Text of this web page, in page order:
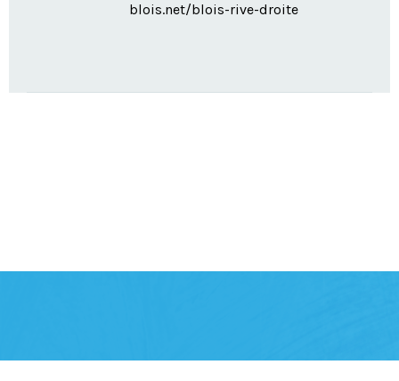
blois.net/blois-rive-droite